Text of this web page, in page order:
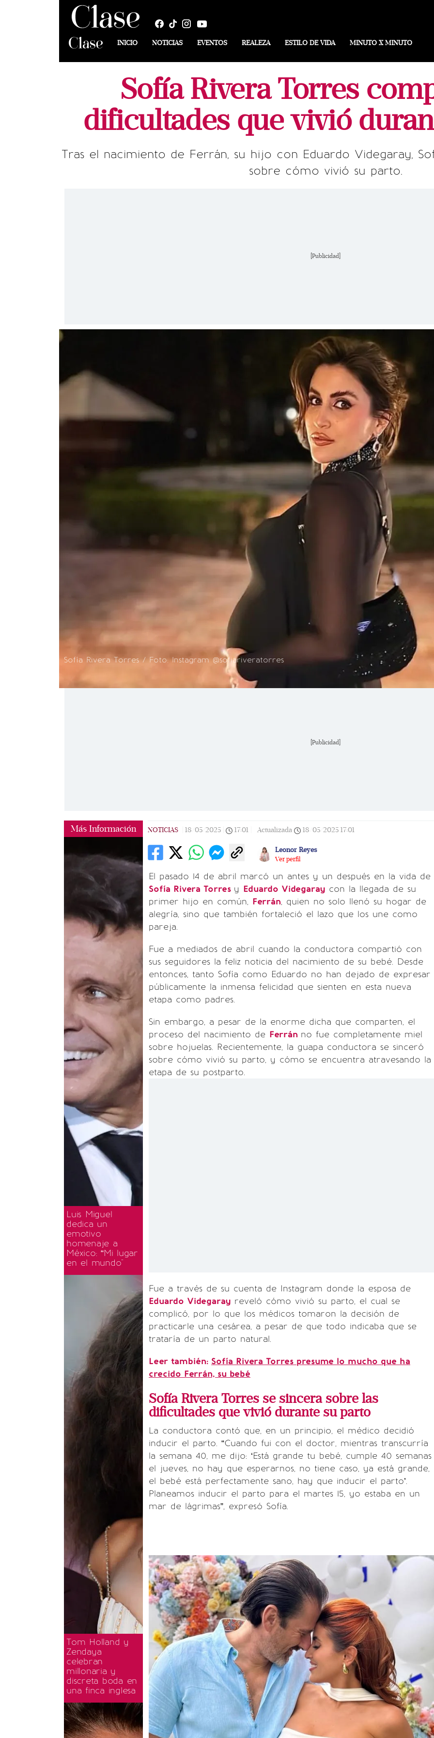
INICIO NOTICIAS EVENTOS REALEZA ESTILO DE VIDA MINUTO X MINUTO
Sofía Rivera Torres
dificultades que vivió
Tras el nacimiento de Ferrán, su hijo con Eduardo Videgaray,
sobre cómo vivió su parto.
[Publicidad]
Sofía Rivera Torres / Foto: Instagram @sofiariveratorres
[Publicidad]
Más Información
Luis Miguel
dedica un
emotivo
homenaje a
México: “Mi lugar
en el mundo"
Tom Holland y
Zendaya
celebran
millonaria y
discreta boda en
una finca inglesa
NOTICIAS 18/05/2025 17:01 Actualizada 18/05/2025 17:01
Leonor Reyes
Ver perfil
El pasado 14 de abril marcó un antes y un después en la vida de
Sofía Rivera Torres y Eduardo Videgaray con la llegada de su
primer hijo en común, Ferrán, quien no solo llenó su hogar de
alegría, sino que también fortaleció el lazo que los une como
pareja.
Fue a mediados de abril cuando la conductora compartió con
sus seguidores la feliz noticia del nacimiento de su bebé. Desde
entonces, tanto Sofía como Eduardo no han dejado de expresar
públicamente la inmensa felicidad que sienten en esta nueva
etapa como padres.
Sin embargo, a pesar de la enorme dicha que comparten, el
proceso del nacimiento de Ferrán no fue completamente miel
sobre hojuelas. Recientemente, la guapa conductora se sinceró
sobre cómo vivió su parto, y cómo se encuentra atravesando la
etapa de su postparto.
Fue a través de su cuenta de Instagram donde la esposa de
Eduardo Videgaray reveló cómo vivió su parto, el cual se
complicó, por lo que los médicos tomaron la decisión de
practicarle una cesárea, a pesar de que todo indicaba que se
trataría de un parto natural.
Leer también: Sofía Rivera Torres presume lo mucho que ha
crecido Ferrán, su bebé
Sofía Rivera Torres se sincera sobre las
dificultades que vivió durante su parto
La conductora contó que, en un principio, el médico decidió
inducir el parto. “Cuando fui con el doctor, mientras transcurría
la semana 40, me dijo: ‘Está grande tu bebé, cumple 40 semanas
el jueves, no hay que esperarnos, no tiene caso, ya está grande,
el bebé está perfectamente sano, hay que inducir el parto’.
Planeamos inducir el parto para el martes 15, yo estaba en un
mar de lágrimas”, expresó Sofía.